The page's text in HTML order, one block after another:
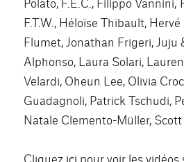
F.T.W., Héloïse Thibault,
Flumet, Jonathan Frigeri, Juju
Alphonso, Laura Solari,
Velardi, Oheun Lee, Olivia
Guadagnoli, Patrick Tschudi,
Natale Clemento-Müller, Scott
Cliquez ici pour voir les